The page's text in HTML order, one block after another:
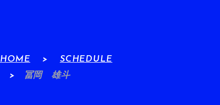
HOME
SCHEDULE
冨岡 雄斗